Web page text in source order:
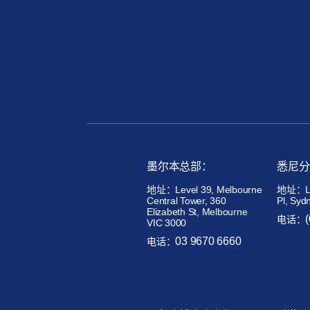
墨尔本总部：
地址：Level 39, Melbourne
Central Tower, 360
Elizabeth St, Melbourne
VIC 3000
电话：03 9670 6660
悉尼
地址：
Pl,
电话：